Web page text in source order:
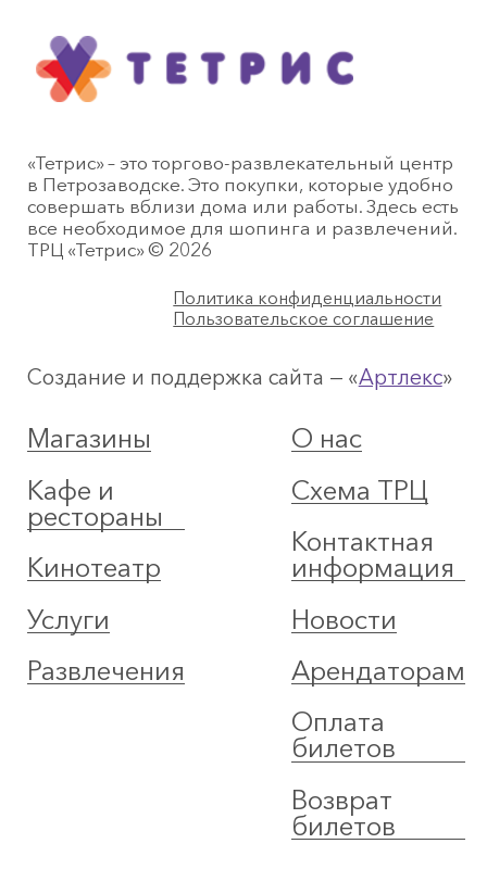
«Тетрис» – это торгово-развлекательный центр
в Петрозаводске. Это покупки, которые удобно
совершать вблизи дома или работы. Здесь есть
все необходимое для шопинга и развлечений.
ТРЦ «Тетрис» © 2026
Политика конфиденциальности
Пользовательское соглашение
Создание и поддержка сайта — «Артлекс»
Магазины
Кафе и
рестораны
Кинотеатр
Услуги
Развлечения
О нас
Схема ТРЦ
Контактная
информация
Новости
Арендаторам
Оплата
билетов
Возврат
билетов